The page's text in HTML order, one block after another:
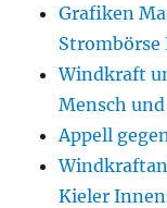
Grafiken
Strombörse
Windkraft
Mensch
Appell
Kieler